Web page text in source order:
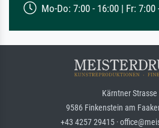
Mo-Do: 7:00 - 16:00 | Fr: 7:00
Kärntner Strasse
9586 Finkenstein am
+43 4257 29415 ·